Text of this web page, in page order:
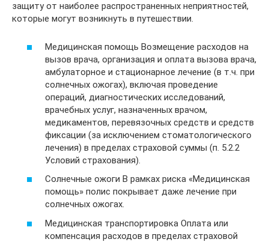
защиту от наиболее распространенных неприятностей,
которые могут возникнуть в путешествии.
Медицинская помощь Возмещение расходов на
вызов врача, организация и оплата вызова врача,
амбулаторное и стационарное лечение (в т.ч. при
солнечных ожогах), включая проведение
операций, диагностических исследований,
врачебных услуг, назначенных врачом,
медикаментов, перевязочных средств и средств
фиксации (за исключением стоматологического
лечения) в пределах страховой суммы (п. 5.2.2
Условий страхования).
Солнечные ожоги В рамках риска «Медицинская
помощь» полис покрывает даже лечение при
солнечных ожогах.
Медицинская транспортировка Оплата или
компенсация расходов в пределах страховой